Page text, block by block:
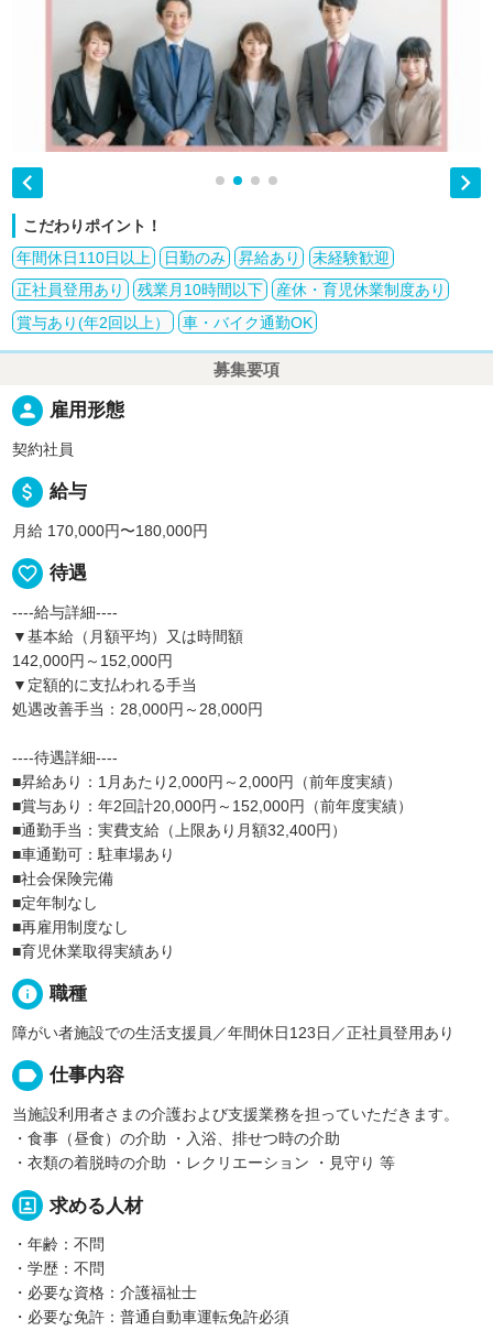
 
こだわりポイント！
年間休日110日以上
日勤のみ 昇給あり
未経験歓迎
正社員登用あり
残業月10時間以下
産休・育児休業制度あり
賞与あり(年2回以上）
車・バイク通勤OK
募集要項
person 雇用形態
契約社員
attach_money 給与
月給 170,000円〜180,000円
favorite_border 待遇
----給与詳細----
▼基本給（月額平均）又は時間額
142,000円～152,000円
▼定額的に支払われる手当
処遇改善手当：28,000円～28,000円
----待遇詳細----
■昇給あり：1月あたり2,000円～2,000円（前年度実績）
■賞与あり：年2回計20,000円～152,000円（前年度実績）
■通勤手当：実費支給（上限あり月額32,400円）
■車通勤可：駐車場あり
■社会保険完備
■定年制なし
■再雇用制度なし
■育児休業取得実績あり
info 職種
障がい者施設での生活支援員／年間休日123日／正社員登用あり
label 仕事内容
当施設利用者さまの介護および支援業務を担っていただきます。
・食事（昼食）の介助 ・入浴、排せつ時の介助
・衣類の着脱時の介助 ・レクリエーション ・見守り 等
portrait 求める人材
・年齢：不問
・学歴：不問
・必要な資格：介護福祉士
・必要な免許：普通自動車運転免許必須